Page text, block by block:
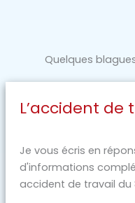
Quelques
L’accident de
Je vous écris en
d'informations
accident de travail du